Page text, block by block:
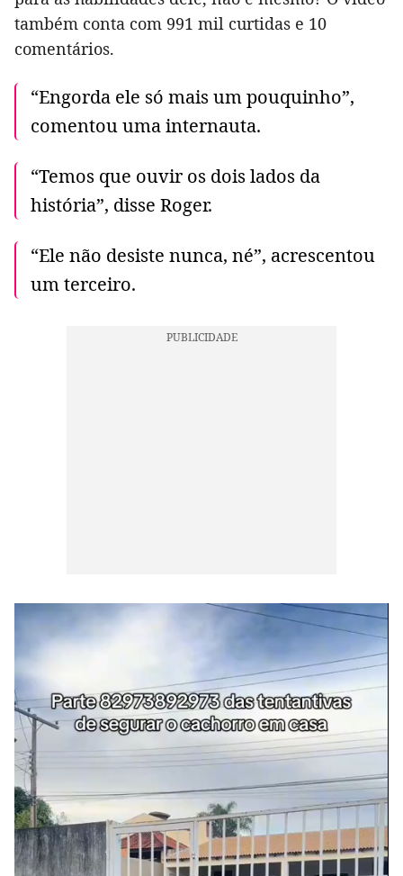
também conta com 991 mil curtidas e 10
comentários.
“Engorda ele só mais um pouquinho”,
comentou uma internauta.
“Temos que ouvir os dois lados da
história”, disse Roger.
“Ele não desiste nunca, né”, acrescentou
um terceiro.